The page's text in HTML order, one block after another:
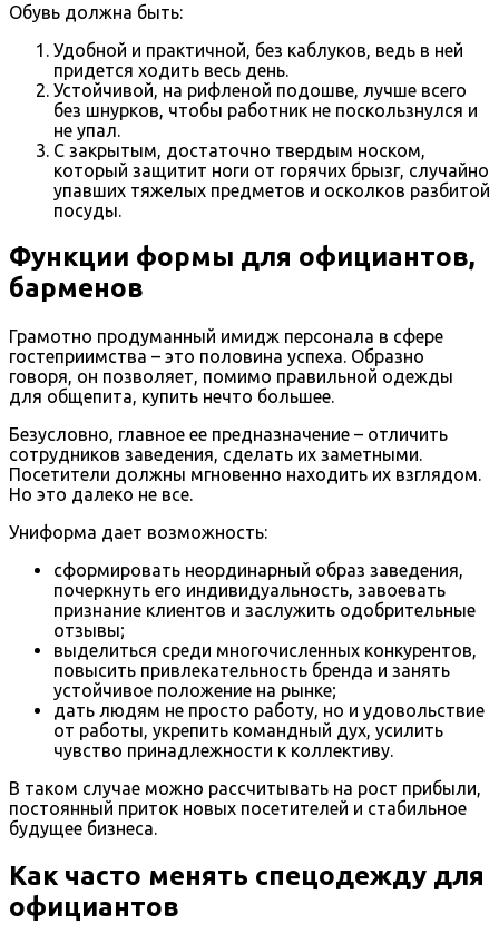
Обувь должна быть:
Удобной и практичной, без каблуков, ведь в ней
придется ходить весь день.
Устойчивой, на рифленой подошве, лучше всего
без шнурков, чтобы работник не поскользнулся и
не упал.
С закрытым, достаточно твердым носком,
который защитит ноги от горячих брызг, случайно
упавших тяжелых предметов и осколков разбитой
посуды.
Функции формы для официантов,
барменов
Грамотно продуманный имидж персонала в сфере
гостеприимства – это половина успеха. Образно
говоря, он позволяет, помимо правильной одежды
для общепита, купить нечто большее.
Безусловно, главное ее предназначение – отличить
сотрудников заведения, сделать их заметными.
Посетители должны мгновенно находить их взглядом.
Но это далеко не все.
Униформа дает возможность:
сформировать неординарный образ заведения,
почеркнуть его индивидуальность, завоевать
признание клиентов и заслужить одобрительные
отзывы;
выделиться среди многочисленных конкурентов,
повысить привлекательность бренда и занять
устойчивое положение на рынке;
дать людям не просто работу, но и удовольствие
от работы, укрепить командный дух, усилить
чувство принадлежности к коллективу.
В таком случае можно рассчитывать на рост прибыли,
постоянный приток новых посетителей и стабильное
будущее бизнеса.
Как часто менять спецодежду для
официантов